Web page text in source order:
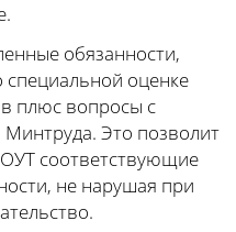
обязанности,
специальной оценке
плюс вопросы с
Это позволит
соответствующие
не нарушая при